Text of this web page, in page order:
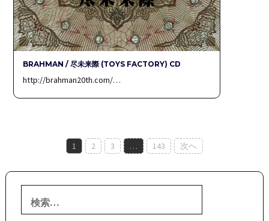
BRAHMAN / 尽未来際 (TOYS FACTORY) CD
http://brahman20th.com/…
稿
ナ
1 2 3 … 143 次へ
索: